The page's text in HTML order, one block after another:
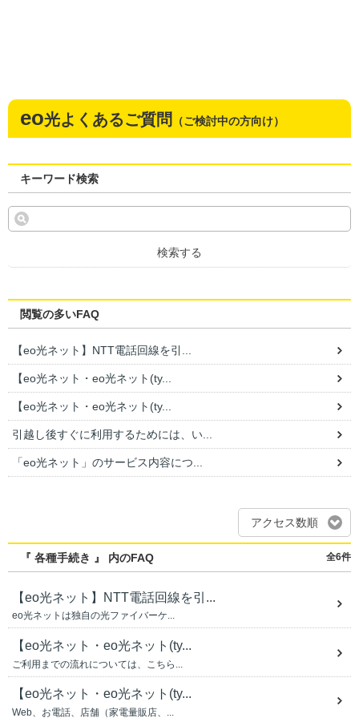
eo光よくあるご質問 （ご検討中の方向け）
キーワード検索
検索する
閲覧の多いFAQ
【eo光ネット】NTT電話回線を引...
【eo光ネット・eo光ネット(ty...
【eo光ネット・eo光ネット(ty...
引越し後すぐに利用するためには、い...
「eo光ネット」のサービス内容につ...
アクセス数順
『 各種手続き 』 内のFAQ 全6件
【eo光ネット】NTT電話回線を引...
eo光ネットは独自の光ファイバーケ...
【eo光ネット・eo光ネット(ty...
ご利用までの流れについては、こちら...
【eo光ネット・eo光ネット(ty...
Web、お電話、店舗（家電量販店、...